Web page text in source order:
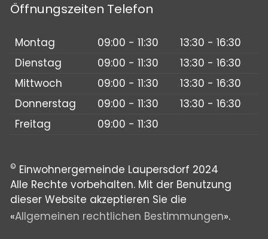
Öffnungszeiten Telefon
Montag 09:00 - 11:30
13:30 - 16:30
Dienstag
09:00 - 11:30
13:30 - 16:30
Mittwoch
09:00 - 11:30
13:30 - 16:30
Donnerstag
09:00 - 11:30
13:30 - 16:30
Freitag
09:00 - 11:30
© Einwohnergemeinde Laupersdorf 2024
Alle Rechte vorbehalten. Mit der Benutzung
dieser Website akzeptieren Sie die
«Allgemeinen rechtlichen Bestimmungen».